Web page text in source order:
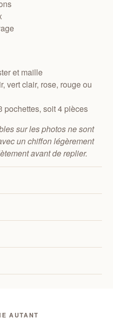
et maille
vert clair, rose, rouge ou
pochettes, soit 4 pièces
sur les photos ne sont
un chiffon légèrement
avant de replier.
AUTANT